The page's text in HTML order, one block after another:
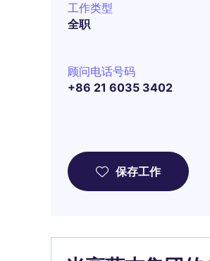
工作类型
全职
顾问电话号码
+86 21 6035 3402
保存工作